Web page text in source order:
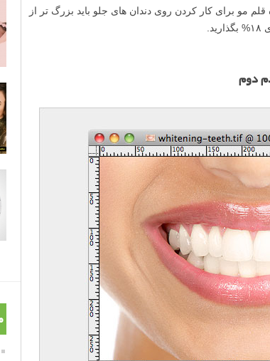
مو برای کار کردن روی دندان های جلو باید بزرگ تر از
دوم